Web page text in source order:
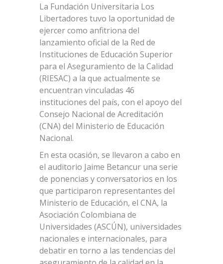
La Fundación Universitaria Los
Libertadores tuvo la oportunidad de
ejercer como anfitriona del
lanzamiento oficial de la Red de
Instituciones de Educación Superior
para el Aseguramiento de la Calidad
(RIESAC) a la que actualmente se
encuentran vinculadas 46
instituciones del país, con el apoyo del
Consejo Nacional de Acreditación
(CNA) del Ministerio de Educación
Nacional.
En esta ocasión, se llevaron a cabo en
el auditorio Jaime Betancur una serie
de ponencias y conversatorios en los
que participaron representantes del
Ministerio de Educación, el CNA, la
Asociación Colombiana de
Universidades (ASCÚN), universidades
nacionales e internacionales, para
debatir en torno a las tendencias del